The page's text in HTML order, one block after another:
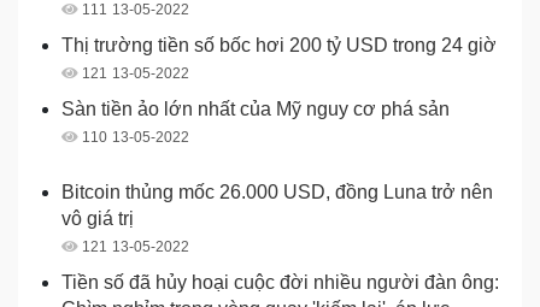
111 13-05-2022
Thị trường tiền số bốc hơi 200 tỷ USD trong 24 giờ
121 13-05-2022
Sàn tiền ảo lớn nhất của Mỹ nguy cơ phá sản
110 13-05-2022
Bitcoin thủng mốc 26.000 USD, đồng Luna trở nên
vô giá trị
121 13-05-2022
Tiền số đã hủy hoại cuộc đời nhiều người đàn ông: